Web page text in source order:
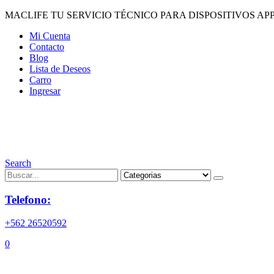
MACLIFE TU SERVICIO TÉCNICO PARA DISPOSITIVOS
Mi Cuenta
Contacto
Blog
Lista de Deseos
Carro
Ingresar
Search
Telefono:
+562 26520592
0